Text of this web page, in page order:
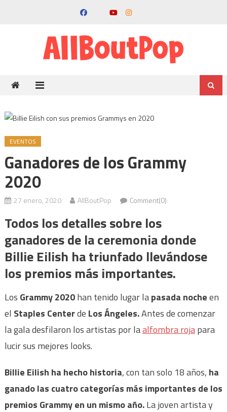
EVENTOS
Ganadores de los Grammy
2020
27 enero, 2020 AllBoutPop Comment(0)
Todos los detalles sobre los
ganadores de la ceremonia donde
Billie Eilish ha triunfado llevándose
los premios más importantes.
Los Grammy 2020han tenido lugar lapasada nocheen
el Staples Centerde Los Ángeles.Antes de comenzar
la gala desfilaron los artistas por laalfombrarojapara
lucir sus mejores looks.
Billie Eilish ha hecho historia, con tan solo 18 años, ha
ganado las cuatro categorías más importantes de los
premios Grammy en un mismo año.La joven artista y